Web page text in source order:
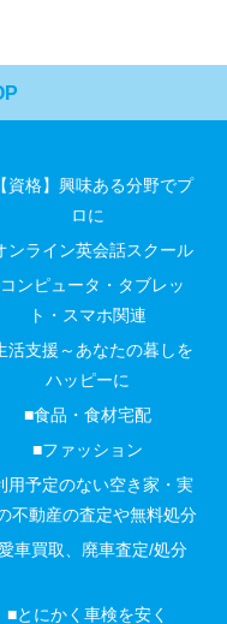
資格】興味ある分野でプ
ロに
ンライン英会話スクール
ンピュータ・タブレッ
ト・スマホ関連
活支援～あなたの暮しを
ハッピーに
■食品・食材宅配
■ファッション
用予定のない空き家・実
不動産の査定や無料処分
車買取、廃車査定/処分
■とにかく車検を安く